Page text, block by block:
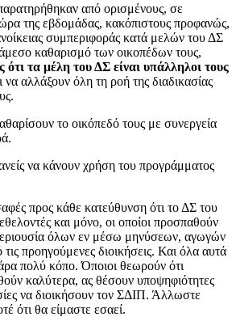
από ορισμένους, σε
της εβδομάδας, κακόπιστους προφανώς,
συμπεριφοράς κατά μελών του ΔΣ
καθαρισμό των οικοπέδων τους,
τα μέλη του ΔΣ είναι υπάλληλοι τους
να αλλάξουν όλη τη ροή της διαδικασίας
το οικόπεδό τους με συνεργεία
να κάνουν χρήση του προγράμματος
προς κάθε κατεύθυνση ότι το ΔΣ του
και μόνο, οι οποίοι προσπαθούν
όλων εν μέσω μηνύσεων, αγωγών
προηγούμενες διοικήσεις. Και όλα αυτά
πολύ κόπο. Όποιοι θεωρούν ότι
καλύτερα, ας θέσουν υποψηφιότητες
να διοικήσουν τον ΣΔΙΠ. Άλλωστε
ότι θα είμαστε εσαεί.